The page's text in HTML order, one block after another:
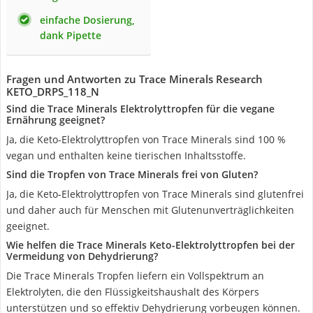
einfache Dosierung,
dank Pipette
Fragen und Antworten zu Trace Minerals Research
KETO_DRPS_118_N
Sind die Trace Minerals Elektrolyttropfen für die vegane
Ernährung geeignet?
Ja, die Keto-Elektrolyttropfen von Trace Minerals sind 100 %
vegan und enthalten keine tierischen Inhaltsstoffe.
Sind die Tropfen von Trace Minerals frei von Gluten?
Ja, die Keto-Elektrolyttropfen von Trace Minerals sind glutenfrei
und daher auch für Menschen mit Glutenunverträglichkeiten
geeignet.
Wie helfen die Trace Minerals Keto-Elektrolyttropfen bei der
Vermeidung von Dehydrierung?
Die Trace Minerals Tropfen liefern ein Vollspektrum an
Elektrolyten, die den Flüssigkeitshaushalt des Körpers
unterstützen und so effektiv Dehydrierung vorbeugen können.